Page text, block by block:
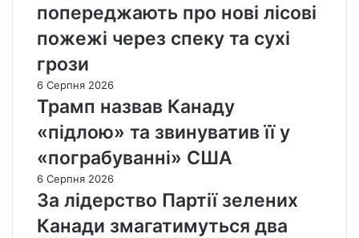
попереджають про нові лісові
пожежі через спеку та сухі
грози
6 Серпня 2026
Трамп назвав Канаду
«підлою» та звинуватив її у
«пограбуванні» США
6 Серпня 2026
За лідерство Партії зелених
Канади змагатимуться два